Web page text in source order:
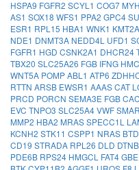
HSPA9 FGFR2 SCYL1 COG7
AS1 SOX18 WFS1 PPA2 GPC4
ESR1 RPL15 HBA1 WNK1 KMT2A
NDE1 DNMT3A NEDD4L UFD1
FGFR1 HGD CSNK2A1 DHCR24
TBX20 SLC25A26 FGB IFNG
WNT5A POMPABL1 ATP6
RTTN ARSB EWSR1 AAASCAT
PRCD PORCN SEMA3E FGB
EVC TNPO3 SLC25A4VWF
MMP2 HBA2 MRASSPECC1L
KCNH2 STK11 CSPP1 NRAS BTD
CD19 STRADA RPL26 DLD
PDE6B RPS24 HMGCL FAT4